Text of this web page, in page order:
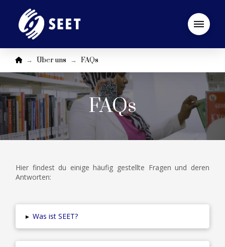
Startseite
→ Über uns → FAQs
FAQs
Hier findest du einige häufig gestellte Fragen und deren
Antworten:
▸ Was ist SEET?